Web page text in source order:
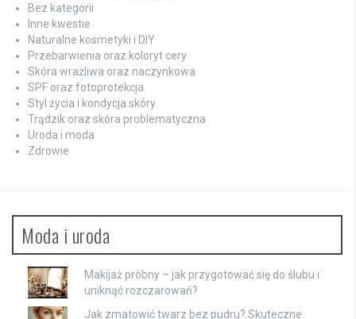
Bez kategorii
Inne kwestie
Naturalne kosmetyki i DIY
Przebarwienia oraz koloryt cery
Skóra wrażliwa oraz naczynkowa
SPF oraz fotoprotekcja
Styl życia i kondycja skóry
Trądzik oraz skóra problematyczna
Uroda i moda
Zdrowie
Moda i uroda
Makijaż próbny – jak przygotować się do ślubu i
uniknąć rozczarowań?
Jak zmatowić twarz bez pudru? Skuteczne